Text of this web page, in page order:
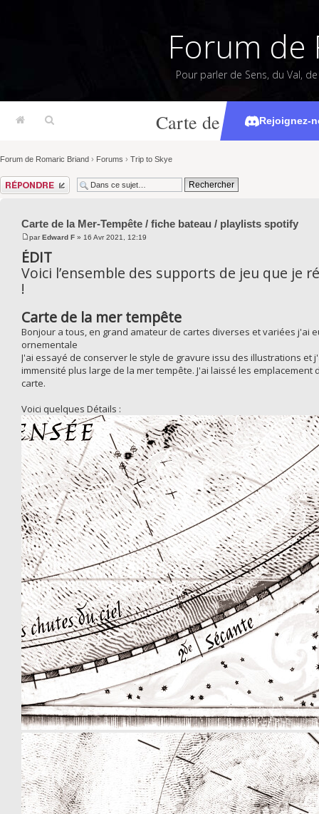
Forum de
Pour parler de Sens, du Val,
Rejoignez-
Carte de la Mer-
Forum de Romaric Briand › Forums › Trip to Skye
Répondre
Carte de la Mer-Tempête / fiche bateau / playlists spotify
parEdward F » 16 Avr 2021, 12:19
ÉDIT
Voici l’ensemble des supports de jeu que je
!
Carte de la mer tempête
Bonjour a tous, en grand amateur de cartes diverses et variées j'ai
ornementale
J'ai essayé de conserver le style de gravure issu des illustrations
immensité plus large de la mer tempête. J'ai laissé les
carte.
Voici quelques Détails :